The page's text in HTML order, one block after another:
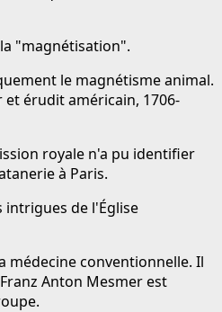
"magnétisation".
le magnétisme animal.
érudit américain, 1706-
royale n'a pu identifier
à Paris.
de l'Église
médecine conventionnelle. Il
Anton Mesmer est